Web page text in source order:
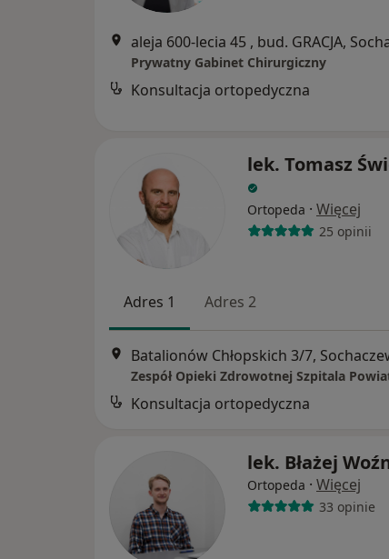
Prywatny Gabinet Chirurgiczny
Konsultacja ortopedyczna
lek. Tomasz
Ortopeda · Więcej
25 opinii
Adres 1 Adres 2
Batalionów Chłopskich 3/7,
Konsultacja ortopedyczna
lek. Błażej
Ortopeda · Więcej
33 opinie